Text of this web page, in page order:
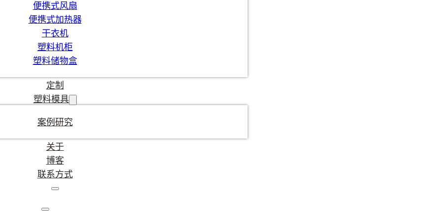
便携式风扇
便携式加热器
干衣机
塑料机柜
塑料储物盒
定制
塑料模具
案例研究
关于
博客
联系方式